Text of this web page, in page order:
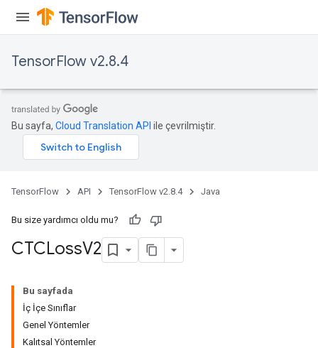
TensorFlow v2.8.4
Bu sayfa, Cloud Translation API ile çevrilmiştir.
TensorFlow API TensorFlow v2.8.4 Java
Bu size yardımcı oldu mu?
CTCLossV2
Bu sayfada
İç İçe Sınıflar
Genel Yöntemler
Kalıtsal Yöntemler